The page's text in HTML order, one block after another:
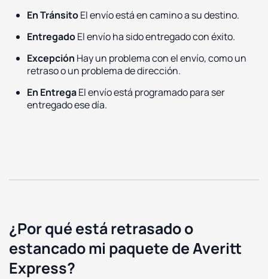
En TránsitoEl envío está en camino a su destino.
EntregadoEl envío ha sido entregado con éxito.
Excepción Hay un problema con el envío, como un
retraso o un problema de dirección.
En EntregaEl envío está programado para ser
entregado ese día.
¿Por qué está retrasado o
estancado mi paquete de Averitt
Express?